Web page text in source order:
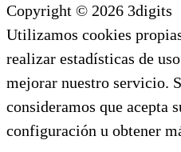
Copyright © 2026 3digits
Utilizamos cookies
realizar estadísticas de
mejorar nuestro servicio.
consideramos que acepta
configuración u obtener